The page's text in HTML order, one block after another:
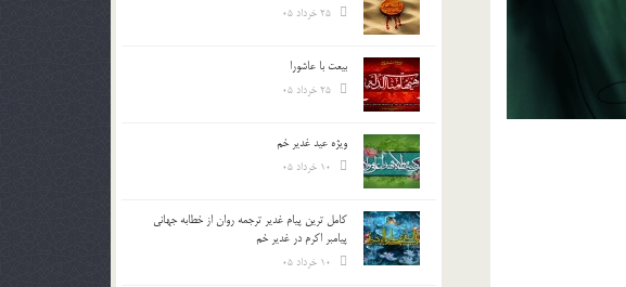
بیعت با عاشورا
ویژه عید غدیر خم
کامل ترین پیام غدیر ترجمه روان از خطابه جهانی
پیامبر اکرم در غدیر خم